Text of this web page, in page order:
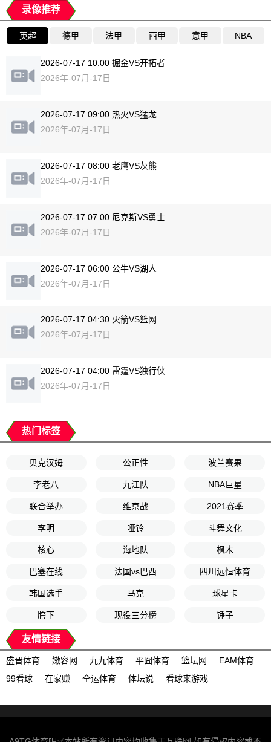
录像推荐
英超 德甲 法甲 西甲 意甲 NBA
2026-07-17 10:00 掘金VS开拓者
2026年-07月-17日
2026-07-17 09:00 热火VS猛龙
2026年-07月-17日
2026-07-17 08:00 老鹰VS灰熊
2026年-07月-17日
2026-07-17 07:00 尼克斯VS勇士
2026年-07月-17日
2026-07-17 06:00 公牛VS湖人
2026年-07月-17日
2026-07-17 04:30 火箭VS篮网
2026年-07月-17日
2026-07-17 04:00 雷霆VS独行侠
2026年-07月-17日
热门标签
贝克汉姆 公正性 波兰赛果
李老八 九江队 NBA巨星
联合举办 维京战 2021赛季
李明 哑铃 斗舞文化
核心 海地队 枫木
巴塞在线 法国vs巴西 四川远恒体育
韩国选手 马克 球星卡
胯下 现役三分榜 锤子
友情链接
盛晋体育 嫩容网 九九体育 平囧体育 篮坛网
EAM体育
99看球
在家赚 全运体育 体坛说 看球来游戏